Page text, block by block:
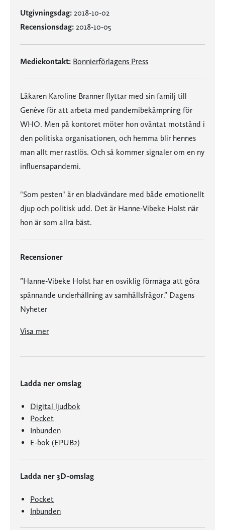
Utgivningsdag: 2018-10-02
Recensionsdag: 2018-10-05
Mediekontakt: Bonnierförlagens Press
Läkaren Karoline Branner flyttar med sin familj till
Genève för att arbeta med pandemibekämpning för
WHO. Men på kontoret möter hon oväntat motstånd i
den politiska organisationen, och hemma blir hennes
man allt mer rastlös. Och så kommer signaler om en ny
influensapandemi.
"Som pesten" är en bladvändare med både emotionellt
djup och politisk udd. Det är Hanne-Vibeke Holst när
hon är som allra bäst.
Recensioner
”Hanne-Vibeke Holst har en osviklig förmåga att göra
spännande underhållning av samhällsfrågor.” Dagens
Nyheter
Visa mer
Ladda ner omslag
Digital ljudbok
Pocket
Inbunden
E-bok (EPUB2)
Ladda ner 3D-omslag
Pocket
Inbunden